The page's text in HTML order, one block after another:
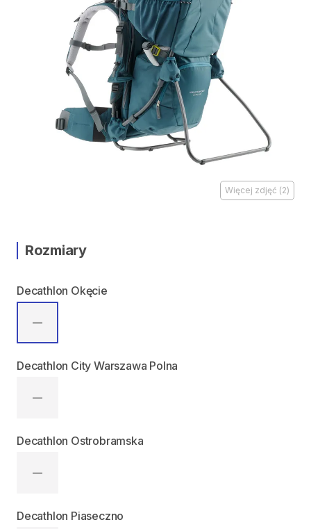
Więcej zdjęć (2)
Rozmiary
Decathlon Okęcie
—
Decathlon City Warszawa Polna
—
Decathlon Ostrobramska
—
Decathlon Piaseczno